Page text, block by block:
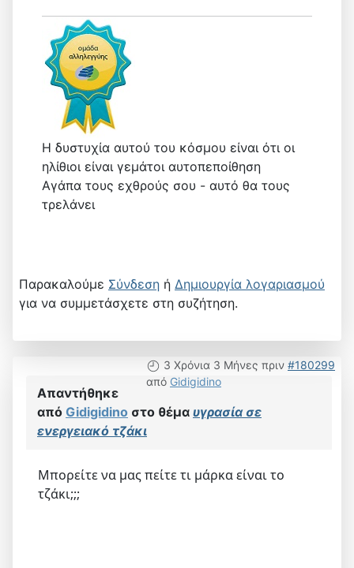
Η δυστυχία αυτού του κόσμου είναι ότι οι
ηλίθιοι είναι γεμάτοι αυτοπεποίθηση
Αγάπα τους εχθρούς σου - αυτό θα τους
τρελάνει
Παρακαλούμε Σύνδεση ή Δημιουργία λογαριασμού
για να συμμετάσχετε στη συζήτηση.
3 Χρόνια 3 Μήνες πριν #180299
από Gidigidino
Απαντήθηκε
από Gidigidino στο θέμα υγρασία σε
ενεργειακό τζάκι
Μπορείτε να μας πείτε τι μάρκα είναι το
τζάκι;;;